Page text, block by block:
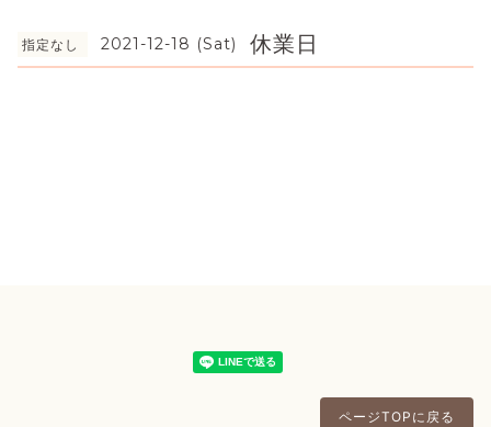
指定なし 2021-12-18 (Sat) 休業日
ページTOPに戻る